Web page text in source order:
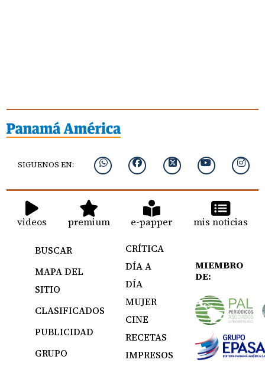
SIGUENOS EN:
videos premium e-papper mis noticias
BUSCAR
MAPA DEL
SITIO
CLASIFICADOS
PUBLICIDAD
GRUPO
CRÍTICA
DÍA A
DÍA
MUJER
CINE
RECETAS
IMPRESOS
MIEMBRO
DE: